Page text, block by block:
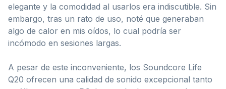
elegante y la comodidad al usarlos era indiscutible. Sin
embargo, tras un rato de uso, noté que generaban
algo de calor en mis oídos, lo cual podría ser
incómodo en sesiones largas.
A pesar de este inconveniente, los Soundcore Life
Q20 ofrecen una calidad de sonido excepcional tanto